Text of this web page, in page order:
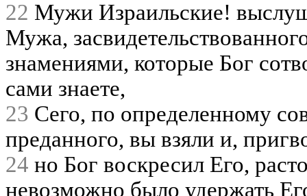
22 Мужи Израильские!
Мужа,
знамениями, которые Бог
сами знаете,
23 Сего, по определенному
преданного, вы взяли и,
24 но Бог воскресил Его,
невозможно было удержать